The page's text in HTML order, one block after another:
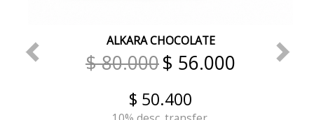
ALKARA CHOCOLATE
$ 80.000$ 56.000
$ 50.400